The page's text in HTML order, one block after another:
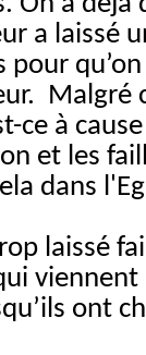
a laissé
Malgré
ce à
et les
dans
laissé
ont